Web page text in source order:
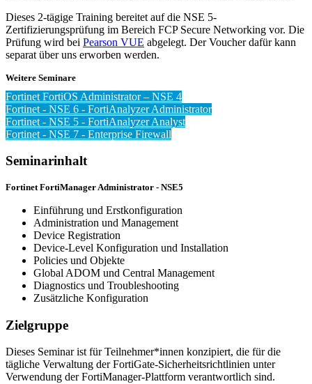
Dieses 2-tägige Training bereitet auf die NSE 5-
Zertifizierungsprüfung im Bereich FCP Secure Networking vor. Die
Prüfung wird bei Pearson VUE abgelegt. Der Voucher dafür kann
separat über uns erworben werden.
Weitere Seminare
Fortinet FortiOS Administrator – NSE 4
Fortinet - NSE 6 - FortiAnalyzer Administrator
Fortinet - NSE 5 - FortiAnalyzer Analyst
Fortinet - NSE 7 - Enterprise Firewall
Seminarinhalt
Fortinet FortiManager Administrator - NSE5
Einführung und Erstkonfiguration
Administration und Management
Device Registration
Device-Level Konfiguration und Installation
Policies und Objekte
Global ADOM und Central Management
Diagnostics und Troubleshooting
Zusätzliche Konfiguration
Zielgruppe
Dieses Seminar ist für Teilnehmer*innen konzipiert, die für die
tägliche Verwaltung der FortiGate-Sicherheitsrichtlinien unter
Verwendung der FortiManager-Plattform verantwortlich sind.